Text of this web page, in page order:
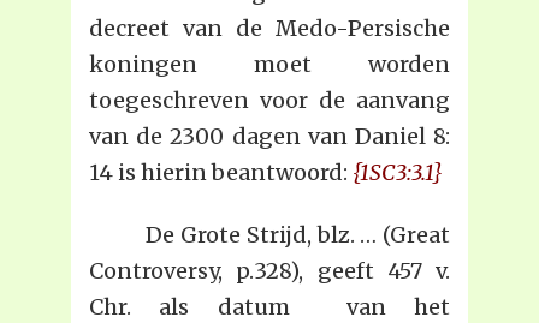
decreet van de Medo-Persische
koningen moet worden
toegeschreven voor de aanvang
van de 2300 dagen van Daniel 8:
14 is hierin beantwoord: {1SC3:3.1}
De Grote Strijd, blz. … (Great
Controversy, p.328), geeft 457 v.
Chr. als datum van het